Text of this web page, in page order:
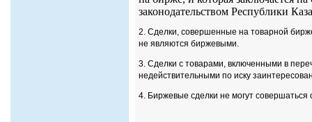
законодательством Республики
2. Сделки, совершенные на товарной
не являются биржевыми.
3. Сделки с товарами, включенными в
недействительными по иску
4. Биржевые сделки не могут